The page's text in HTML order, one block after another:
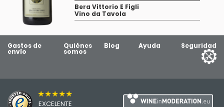
Bera Vittorio E Figli
Vino da Tavola
Gastos de
envío
Quiénes
somos
Blog Ayuda Seguridad
★★★★★
EXCELENTE